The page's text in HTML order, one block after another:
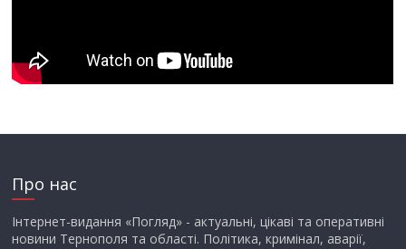
Про нас
Інтернет-видання «Погляд» - актуальні, цікаві та оперативні
новини Тернополя та області. Політика, кримінал, аварії,